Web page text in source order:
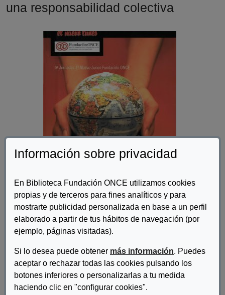
Información sobre privacidad
En Biblioteca Fundación ONCE utilizamos cookies
propias y de terceros para fines analíticos y para
mostrarte publicidad personalizada en base a un perfil
elaborado a partir de tus hábitos de navegación (por
ejemplo, páginas visitadas).
Si lo desea puede obtener más información. Puedes
aceptar o rechazar todas las cookies pulsando los
botones inferiores o personalizarlas a tu medida
haciendo clic en "configurar cookies".
una responsabilidad colectiva
Autor/es:Fundación ONCE
El problema fundamental de nuestro tiempo es el de la inclusión
y la exclusión. Debería valorarse y medirse una sociedad, no
tanto por determinados ratios de renta, sino por la capacidad de
integración de todos los ciudadanos